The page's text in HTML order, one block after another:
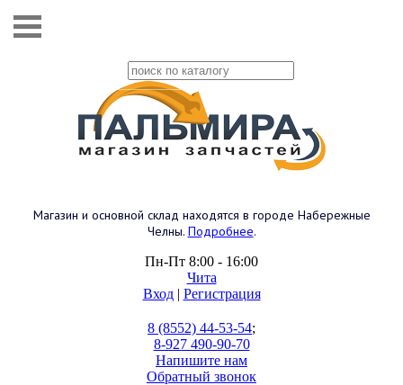
Магазин и основной склад находятся в городе Набережные
Челны. Подробнее.
Пн-Пт 8:00 - 16:00
Чита
Вход| Регистрация
8 (8552) 44-53-54;
8-927 490-90-70
Напишите нам
Обратный звонок